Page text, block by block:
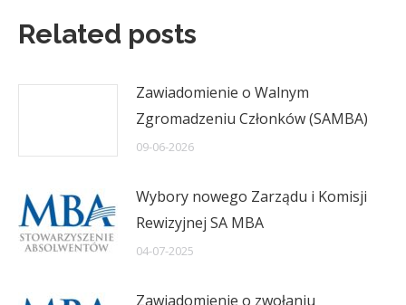
Related posts
Zawiadomienie o Walnym
Zgromadzeniu Członków (SAMBA)
09-06-2026
Wybory nowego Zarządu i Komisji
Rewizyjnej SA MBA
04-07-2025
Zawiadomienie o zwołaniu